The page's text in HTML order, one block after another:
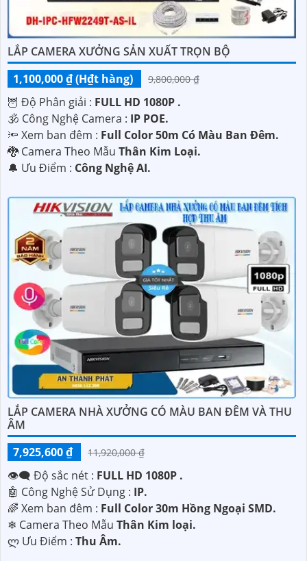
LẮP CAMERA XƯỞNG SẢN XUẤT TRỌN BỘ
1,100,000 ₫ (H₫t hàng)
9,800,000 ₫
🦉 Độ Phân giải : FULL HD 1080P .
🕉️ Công Nghệ Camera : IP POE.
🔦 Xem ban đêm : Full Color 50m Có Màu Ban Đêm.
🐉️ Camera Theo Mẫu Thân Kim Loại.
️🔔 Ưu Điểm : Công Nghệ AI.
LẮP CAMERA NHÀ XƯỞNG CÓ MÀU BAN ĐÊM VÀ THU
ÂM
7,925,600 ₫
11,920,000 ₫
👁️‍🗨 Độ sắc nét : FULL HD 1080P .
🤖️ Công Nghệ Sử Dụng : IP.
🌈 Xem ban đêm : Full Color 30m Hồng Ngoại SMD.
❄ Camera Theo Mẫu Thân Kim loại.
️ლ Ưu Điểm : Thu Âm.